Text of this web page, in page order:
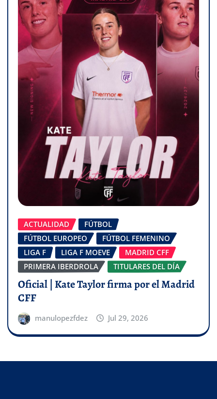
ACTUALIDAD
FÚTBOL
FÚTBOL EUROPEO
FÚTBOL FEMENINO
LIGA F
LIGA F MOEVE
MADRID CFF
PRIMERA IBERDROLA
TITULARES DEL DÍA
Oficial | Kate Taylor firma por el Madrid
CFF
manulopezfdez Jul 29, 2026